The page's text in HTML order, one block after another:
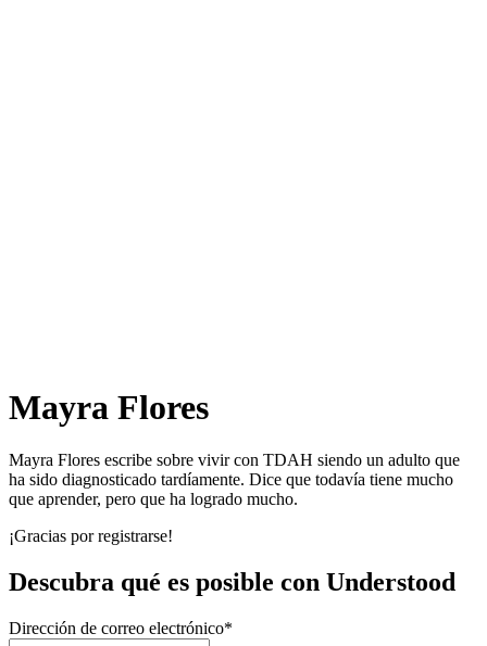
Mayra Flores
Mayra Flores escribe sobre vivir con TDAH siendo un adulto que
ha sido diagnosticado tardíamente. Dice que todavía tiene mucho
que aprender, pero que ha logrado mucho.
¡Gracias por registrarse!
Descubra qué es posible con Understood
Dirección de correo electrónico*